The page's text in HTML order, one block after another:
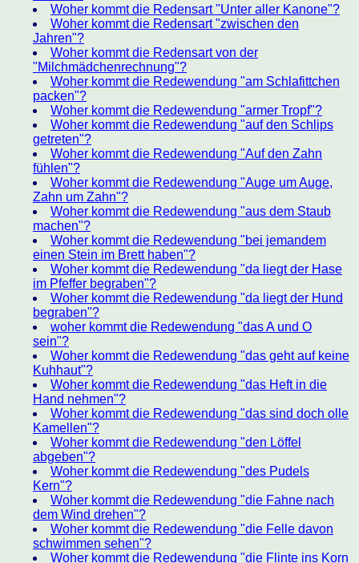
Woher kommt die Redensart "Unter aller Kanone"?
Woher kommt die Redensart "zwischen den
Jahren"?
Woher kommt die Redensart von der
"Milchmädchenrechnung"?
Woher kommt die Redewendung "am Schlafittchen
packen"?
Woher kommt die Redewendung "armer Tropf"?
Woher kommt die Redewendung "auf den Schlips
getreten"?
Woher kommt die Redewendung "Auf den Zahn
fühlen"?
Woher kommt die Redewendung "Auge um Auge,
Zahn um Zahn"?
Woher kommt die Redewendung "aus dem Staub
machen"?
Woher kommt die Redewendung "bei jemandem
einen Stein im Brett haben"?
Woher kommt die Redewendung "da liegt der Hase
im Pfeffer begraben"?
Woher kommt die Redewendung "da liegt der Hund
begraben"?
woher kommt die Redewendung "das A und O
sein"?
Woher kommt die Redewendung "das geht auf keine
Kuhhaut"?
Woher kommt die Redewendung "das Heft in die
Hand nehmen"?
Woher kommt die Redewendung "das sind doch olle
Kamellen"?
Woher kommt die Redewendung "den Löffel
abgeben"?
Woher kommt die Redewendung "des Pudels
Kern"?
Woher kommt die Redewendung "die Fahne nach
dem Wind drehen"?
Woher kommt die Redewendung "die Felle davon
schwimmen sehen"?
Woher kommt die Redewendung "die Flinte ins Korn